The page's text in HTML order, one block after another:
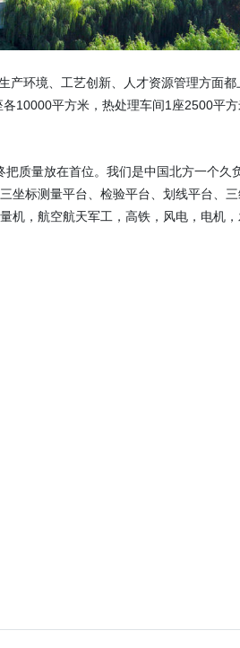
环境、工艺创新、人才资源管理方面
10000平方米，热处理车间1座2500平
质量放在首位。我们是中国北方一个久
标测量平台、检验平台、划线平台、
，航空航天军工，高铁，风电，电机